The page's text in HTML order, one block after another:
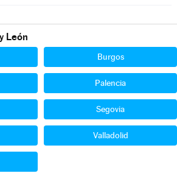
León
Burgos
Palencia
Segovia
Valladolid